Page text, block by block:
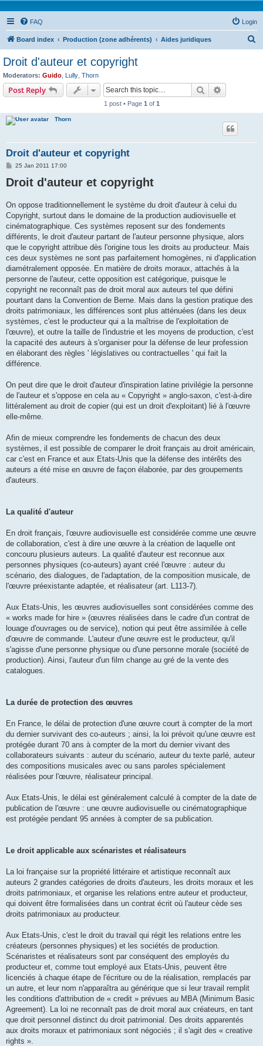
FAQ Login
Board index Production (zone adhérents) Aides juridiques
Droit d'auteur et copyright
Moderators: Guido Lully Thorn
Post Reply Search
1 post • Page 1 of 1
Thorn
Droit d'auteur et copyright
P
s
t
25 Jan 2011 17:00
Droit d'auteur et copyright
On oppose traditionnellement le système du droit d'auteur à celui du
Copyright, surtout dans le domaine de la production audiovisuelle et
cinématographique. Ces systèmes reposent sur des fondements
différents, le droit d'auteur partant de l'auteur personne physique, alors
que le copyright attribue dès l'origine tous les droits au producteur. Mais
ces deux systèmes ne sont pas parfaitement homogènes, ni d'application
diamétralement opposée. En matière de droits moraux, attachés à la
personne de l'auteur, cette opposition est catégorique, puisque le
copyright ne reconnaît pas de droit moral aux auteurs tel que défini
pourtant dans la Convention de Berne. Mais dans la gestion pratique des
droits patrimoniaux, les différences sont plus atténuées (dans les deux
systèmes, c'est le producteur qui a la maîtrise de l'exploitation de
l'œuvre), et outre la taille de l'industrie et les moyens de production, c'est
la capacité des auteurs à s'organiser pour la défense de leur profession
en élaborant des règles ' législatives ou contractuelles ' qui fait la
différence.
On peut dire que le droit d'auteur d'inspiration latine privilégie la personne
de l'auteur et s'oppose en cela au « Copyright » anglo-saxon, c'est-à-dire
littéralement au droit de copier (qui est un droit d'exploitant) lié à l'œuvre
elle-même.
Afin de mieux comprendre les fondements de chacun des deux
systèmes, il est possible de comparer le droit français au droit américain,
car c'est en France et aux Etats-Unis que la défense des intérêts des
auteurs a été mise en œuvre de façon élaborée, par des groupements
d'auteurs.
La qualité d'auteur
En droit français, l'œuvre audiovisuelle est considérée comme une œuvre
de collaboration, c'est à dire une œuvre à la création de laquelle ont
concouru plusieurs auteurs. La qualité d'auteur est reconnue aux
personnes physiques (co-auteurs) ayant créé l'œuvre : auteur du
scénario, des dialogues, de l'adaptation, de la composition musicale, de
l'œuvre préexistante adaptée, et réalisateur (art. L113-7).
Aux Etats-Unis, les œuvres audiovisuelles sont considérées comme des
« works made for hire » (œuvres réalisées dans le cadre d'un contrat de
louage d'ouvrages ou de service), notion qui peut être assimilée à celle
d'œuvre de commande. L'auteur d'une œuvre est le producteur, qu'il
s'agisse d'une personne physique ou d'une personne morale (société de
production). Ainsi, l'auteur d'un film change au gré de la vente des
catalogues.
La durée de protection des œuvres
En France, le délai de protection d'une œuvre court à compter de la mort
du dernier survivant des co-auteurs ; ainsi, la loi prévoit qu'une œuvre est
protégée durant 70 ans à compter de la mort du dernier vivant des
collaborateurs suivants : auteur du scénario, auteur du texte parlé, auteur
des compositions musicales avec ou sans paroles spécialement
réalisées pour l'œuvre, réalisateur principal.
Aux Etats-Unis, le délai est généralement calculé à compter de la date de
publication de l'œuvre : une œuvre audiovisuelle ou cinématographique
est protégée pendant 95 années à compter de sa publication.
Le droit applicable aux scénaristes et réalisateurs
La loi française sur la propriété littéraire et artistique reconnaît aux
auteurs 2 grandes catégories de droits d'auteurs, les droits moraux et les
droits patrimoniaux, et organise les relations entre auteur et producteur,
qui doivent être formalisées dans un contrat écrit où l'auteur cède ses
droits patrimoniaux au producteur.
Aux Etats-Unis, c'est le droit du travail qui régit les relations entre les
créateurs (personnes physiques) et les sociétés de production.
Scénaristes et réalisateurs sont par conséquent des employés du
producteur et, comme tout employé aux Etats-Unis, peuvent être
licenciés à chaque étape de l'écriture ou de la réalisation, remplacés par
un autre, et leur nom n'apparaîtra au générique que si leur travail remplit
les conditions d'attribution de « credit » prévues au MBA (Minimum Basic
Agreement). La loi ne reconnaît pas de droit moral aux créateurs, en tant
que droit personnel distinct du droit patrimonial. Des droits apparentés
aux droits moraux et patrimoniaux sont négociés ; il s'agit des « creative
rights ».